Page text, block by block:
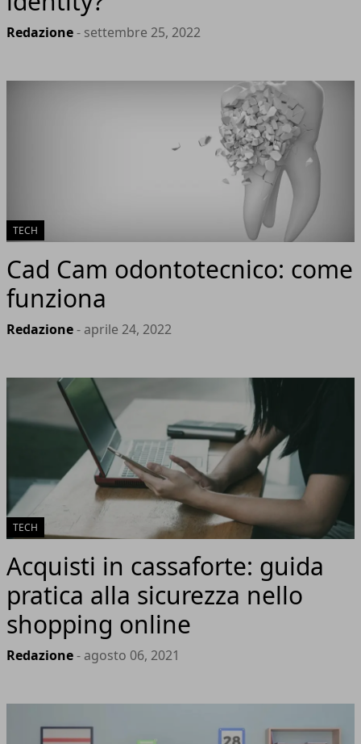
Redazione- settembre 25, 2022
TECH
Cad Cam odontotecnico: come
funziona
Redazione- aprile 24, 2022
TECH
Acquisti in cassaforte: guida
pratica alla sicurezza nello
shopping online
Redazione- agosto 06, 2021